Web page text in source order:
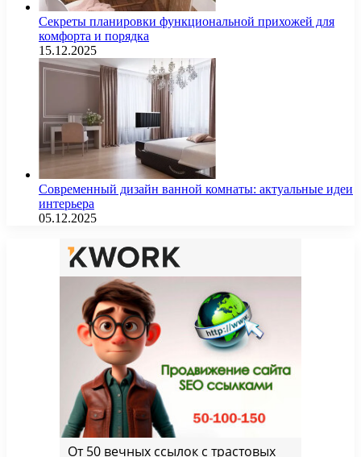
Секреты планировки функциональной прихожей для
комфорта и порядка
15.12.2025
Современный дизайн ванной комнаты: актуальные идеи
интерьера
05.12.2025